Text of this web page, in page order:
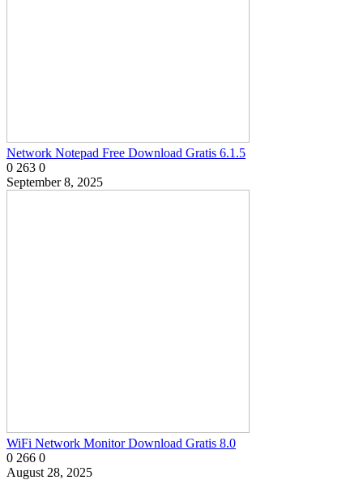
Network Notepad Free Download Gratis 6.1.5
0 263 0
September 8, 2025
WiFi Network Monitor Download Gratis 8.0
0 266 0
August 28, 2025